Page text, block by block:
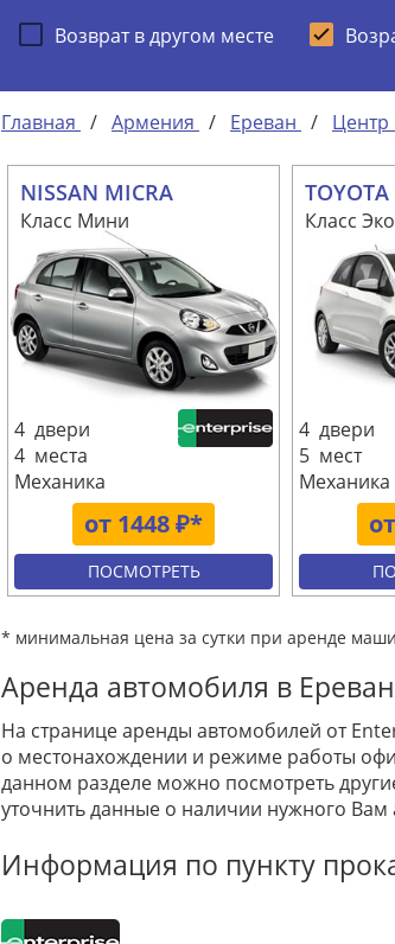
Возврат в другом месте
Главная / Армения / Ереван / Центр
NISSAN MICRA
Класс Мини
от 1448 ₽*
4 двери
4 места
Механика
ПОСМОТРЕТЬ
TOYOTA
Класс
4 двери
5 мест
Механика
* минимальная цена за сутки при аренде
Аренда автомобиля в
На странице аренды автомобилей от
о местонахождении и режиме работы
данном разделе можно посмотреть
уточнить данные о наличии нужного Вам
Информация по пункту